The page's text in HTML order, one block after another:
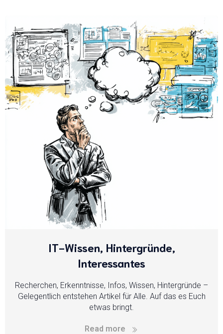
IT-Wissen, Hintergründe,
Interessantes
Recherchen, Erkenntnisse, Infos, Wissen, Hintergründe –
Gelegentlich entstehen Artikel für Alle. Auf das es Euch
etwas bringt.
Read more